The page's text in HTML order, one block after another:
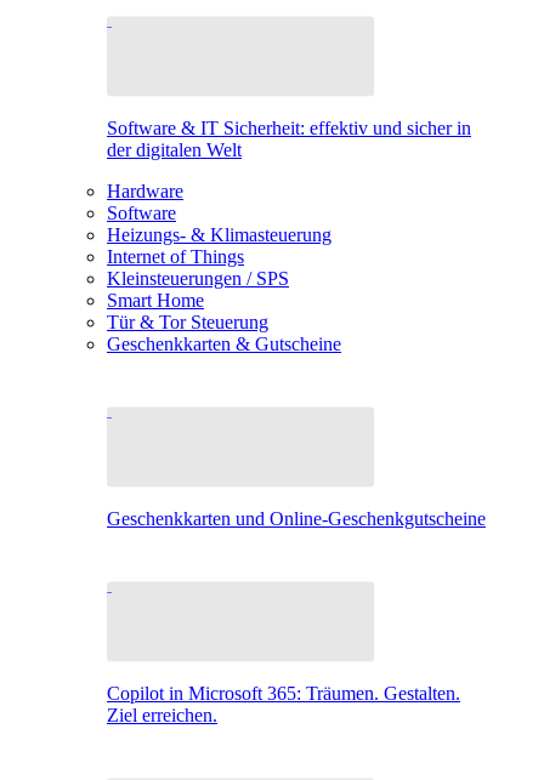
Software & IT Sicherheit: effektiv und sicher in
der digitalen Welt
Hardware
Software
Heizungs- & Klimasteuerung
Internet of Things
Kleinsteuerungen / SPS
Smart Home
Tür & Tor Steuerung
Geschenkkarten & Gutscheine
Geschenkkarten und Online-Geschenkgutscheine
Copilot in Microsoft 365: Träumen. Gestalten.
Ziel erreichen.